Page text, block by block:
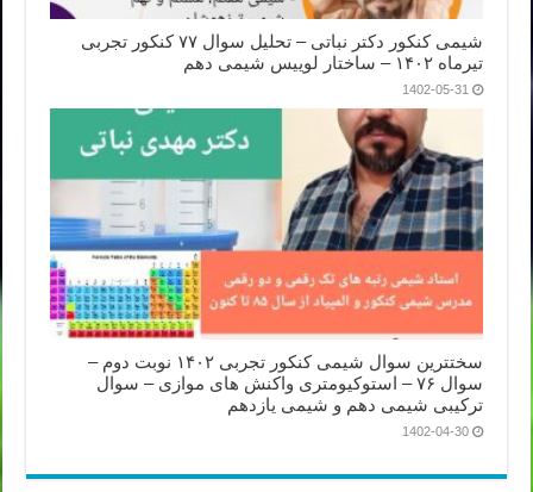
شیمی کنکور دکتر نباتی – تحلیل سوال ۷۷ کنکور تجربی
تیرماه ۱۴۰۲ – ساختار لوییس شیمی دهم
1402-05-31
سختترین سوال شیمی کنکور تجربی ۱۴۰۲ نوبت دوم –
سوال ۷۶ – استوکیومتری واکنش های موازی – سوال
ترکیبی شیمی دهم و شیمی یازدهم
1402-04-30